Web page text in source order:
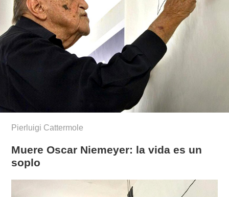
Pierluigi Cattermole
Muere Oscar Niemeyer: la vida es un
soplo